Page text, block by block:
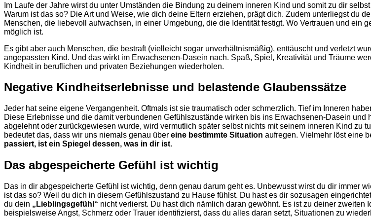
Im Laufe der Jahre wirst du unter Umständen die Bindung zu deinem inneren Kind und somit zu dir
Warum ist das so? Die Art und Weise, wie dich deine Eltern erziehen, prägt dich. Zudem unterliegst du
Menschen, die liebevoll aufwachsen, in einer Umgebung, die die Identität festigt. Wo Vertrauen und
möglich ist.
Es gibt aber auch Menschen, die bestraft (vielleicht sogar unverhältnismäßig), enttäuscht und verletzt
angepassten Kind. Und das wirkt im Erwachsenen-Dasein nach. Spaß, Spiel, Kreativität und Träume
Kindheit in beruflichen und privaten Beziehungen wiederholen.
Negative Kindheitserlebnisse und belastende Glaubenssätze
Jeder hat seine eigene Vergangenheit. Oftmals ist sie traumatisch oder schmerzlich. Tief im Inneren
Diese Erlebnisse und die damit verbundenen Gefühlszustände wirken bis ins Erwachsenen-Dasein
abgelehnt oder zurückgewiesen wurde, wird vermutlich später selbst nichts mit seinem inneren Kind zu
bedeutet das, dass wir uns niemals genau über eine bestimmte Situation aufregen. Vielmehr löst eine
passiert, ist ein Spiegel dessen, was in dir ist.
Das abgespeicherte Gefühl ist wichtig
Das in dir abgespeicherte Gefühl ist wichtig, denn genau darum geht es. Unbewusst wirst du dir immer
ist das so? Weil du dich in diesem Gefühlszustand zu Hause fühlst. Du hast es dir sozusagen
du dein „Lieblingsgefühl“ nicht verlierst. Du hast dich nämlich daran gewöhnt. Es ist zu deiner
beispielsweise Angst, Schmerz oder Trauer identifizierst, dass du alles daran setzt, Situationen zu